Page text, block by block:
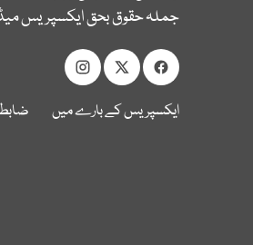
جملہ حقوق بحق ایکسپریس
ایکسپریس کے بارے میں